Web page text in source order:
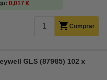
0,017 €
Comprar
GLS (87985) 102 x